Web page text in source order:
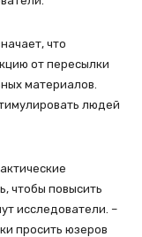
что
от пересылки
материалов.
людей
чтобы повысить
исследователи. –
просить юзеров